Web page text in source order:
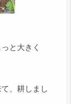
と大きく
、耕しまし